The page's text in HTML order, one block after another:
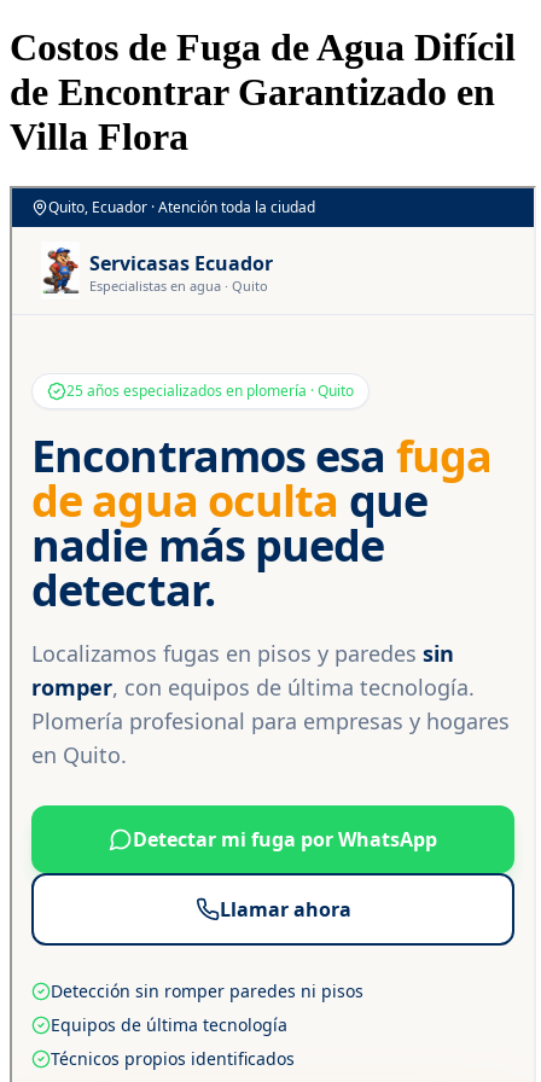
Costos de Fuga de Agua Difícil
de Encontrar Garantizado en
Villa Flora